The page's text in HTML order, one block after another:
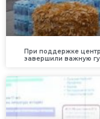
При поддержке
завершили важную